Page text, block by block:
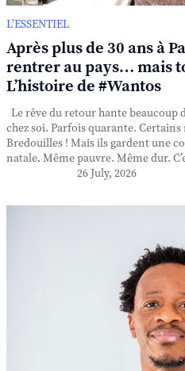
L’ESSENTIEL
Après plus de 30 ans à
rentrer au pays… mais
L’histoire de #Wantos
Le rêve du retour hante beaucoup
chez soi. Parfois quarante.
Bredouilles ! Mais ils gardent une
natale. Même pauvre. Même dur.
26 July, 2026